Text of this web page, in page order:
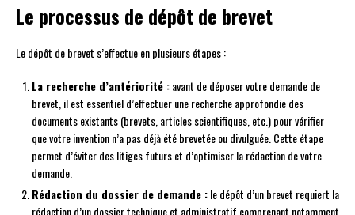
Le processus de dépôt de brevet
Le dépôt de brevet s’effectue en plusieurs étapes :
La recherche d’antériorité :avant de déposer votre demande de
brevet, il est essentiel d’effectuer une recherche approfondie des
documents existants (brevets, articles scientifiques, etc.) pour vérifier
que votre invention n’a pas déjà été brevetée ou divulguée. Cette étape
permet d’éviter des litiges futurs et d’optimiser la rédaction de votre
demande.
Rédaction du dossier de demande :le dépôt d’un brevet requiert la
rédaction d’un dossier technique et administratif comprenant notamment